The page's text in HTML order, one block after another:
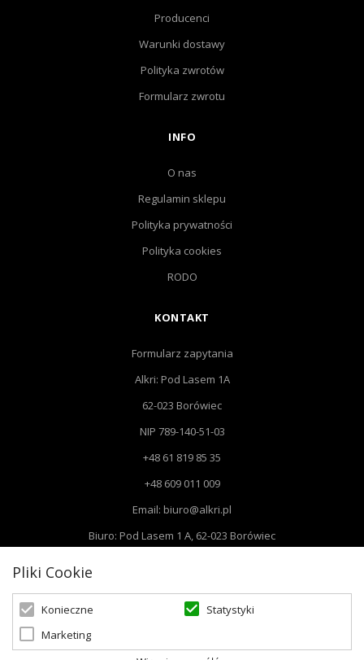
Producenci
Warunki dostawy
Polityka zwrotów
Formularz zwrotu
INFO
O nas
Regulamin sklepu
Polityka prywatności
Polityka cookies
RODO
KONTAKT
Formularz zapytania
Alkri: Pod Lasem 1A
62-023 Borówiec
NIP 789-140-51-03
+48 61 819 85 35
+48 609 011 009
Email: biuro@alkri.pl
Biuro: Pod Lasem 1 A, 62-023 Borówiec
Pliki Cookie
Konieczne
Statystyki
Marketing